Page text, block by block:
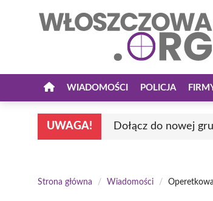
WIADOMOŚCI POLICJA
UWAGA! Dołącz do nowej
Strona główna / Wiadomości /